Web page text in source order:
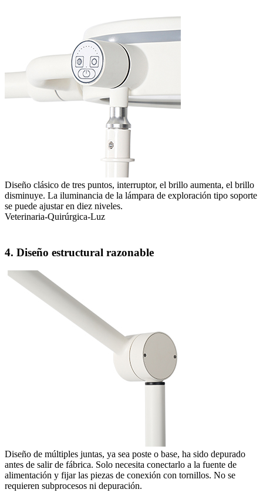
Diseño clásico de tres puntos, interruptor, el brillo aumenta, el brillo
disminuye. La iluminancia de la lámpara de exploración tipo soporte
se puede ajustar en diez niveles.
Veterinaria-Quirúrgica-Luz
4. Diseño estructural razonable
Diseño de múltiples juntas, ya sea poste o base, ha sido depurado
antes de salir de fábrica. Solo necesita conectarlo a la fuente de
alimentación y fijar las piezas de conexión con tornillos. No se
requieren subprocesos ni depuración.